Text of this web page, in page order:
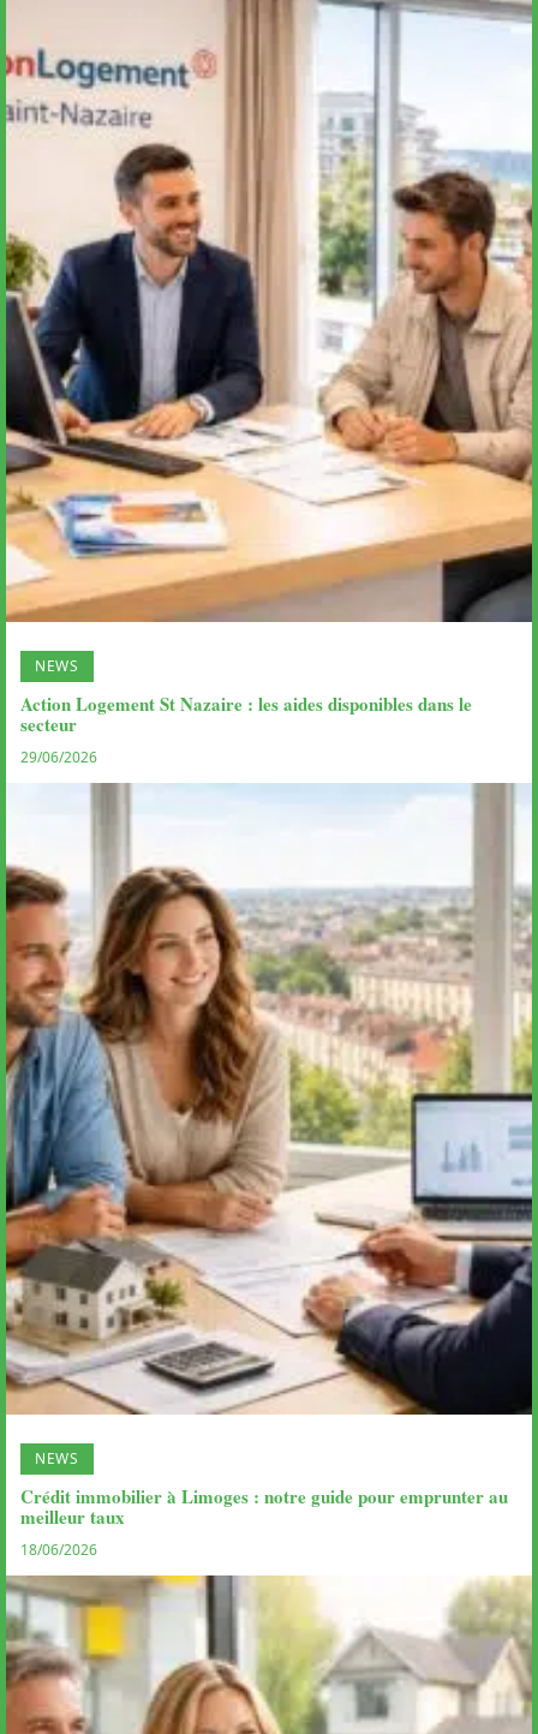
NEWS
Action Logement St Nazaire : les aides disponibles dans le
secteur
29/06/2026
NEWS
Crédit immobilier à Limoges : notre guide pour emprunter au
meilleur taux
18/06/2026